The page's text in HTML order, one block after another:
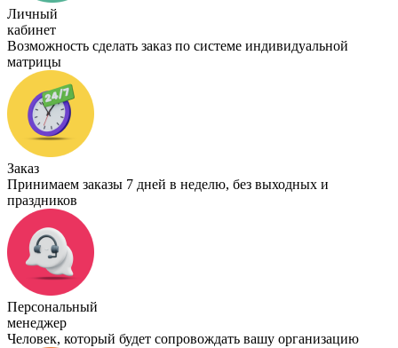
Личный
кабинет
Возможность сделать заказ по системе индивидуальной
матрицы
Заказ
Принимаем заказы 7 дней в неделю, без выходных и
праздников
Персональный
менеджер
Человек, который будет сопровождать вашу организацию